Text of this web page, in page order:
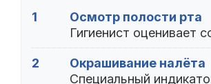
1
Осмотр полости рта
Гигиенист оценивает
2
Окрашивание налёта
Специальный